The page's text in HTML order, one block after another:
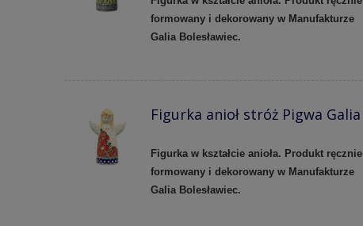
formowany i dekorowany w Manufakturze
Galia Bolesławiec.
Figurka anioł stróż Pigwa Galia
Figurka w kształcie anioła. Produkt ręcznie
formowany i dekorowany w Manufakturze
Galia Bolesławiec.